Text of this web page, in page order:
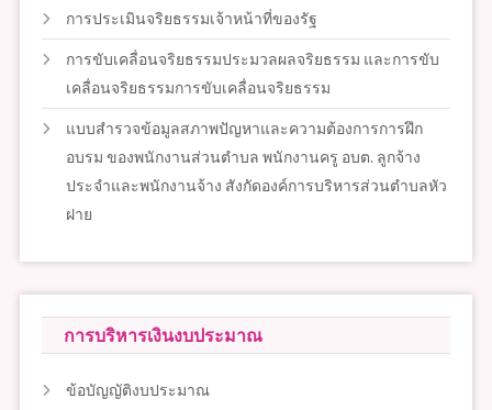
การประเมินจริยธรรมเจ้าหน้าที่ของรัฐ
การขับเคลื่อนจริยธรรมประมวลผลจริยธรรม และการขับ
เคลื่อนจริยธรรมการขับเคลื่อนจริยธรรม
แบบสำรวจข้อมูลสภาพปัญหาและความต้องการการฝึก
อบรม ของพนักงานส่วนตำบล พนักงานครู อบต. ลูกจ้าง
ประจำและพนักงานจ้าง สังกัดองค์การบริหารส่วนตำบลหัว
ฝาย
การบริหารเงินงบประมาณ
ข้อบัญญัติงบประมาณ